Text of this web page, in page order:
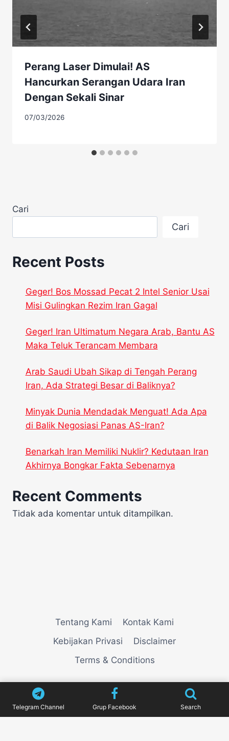
Perang Laser Dimulai! AS
Hancurkan Serangan Udara Iran
Dengan Sekali Sinar
07/03/2026
Cari
Cari
Recent Posts
Geger! Bos Mossad Pecat 2 Intel Senior Usai
Misi Gulingkan Rezim Iran Gagal
Geger! Iran Ultimatum Negara Arab, Bantu AS
Maka Teluk Terancam Membara
Arab Saudi Ubah Sikap di Tengah Perang
Iran, Ada Strategi Besar di Baliknya?
Minyak Dunia Mendadak Menguat! Ada Apa
di Balik Negosiasi Panas AS-Iran?
Benarkah Iran Memiliki Nuklir? Kedutaan Iran
Akhirnya Bongkar Fakta Sebenarnya
Recent Comments
Tidak ada komentar untuk ditampilkan.
Tentang Kami
Kontak Kami
Kebijakan Privasi
Disclaimer
Terms & Conditions
VIEWNEWZ
Telegram Channel Grup Facebook Search